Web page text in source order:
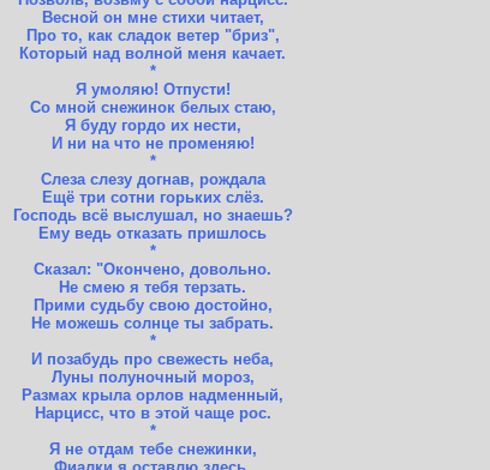
Весной он мне стихи читает,
Про то, как сладок ветер "бриз",
Который над волной меня качает.
*
Я умоляю! Отпусти!
Со мной снежинок белых стаю,
Я буду гордо их нести,
И ни на что не променяю!
*
Слеза слезу догнав, рождала
Ещё три сотни горьких слёз.
Господь всё выслушал, но знаешь?
Ему ведь отказать пришлось
*
Сказал: "Окончено, довольно.
Не смею я тебя терзать.
Прими судьбу свою достойно,
Не можешь солнце ты забрать.
*
И позабудь про свежесть неба,
Луны полуночный мороз,
Размах крыла орлов надменный,
Нарцисс, что в этой чаще рос.
*
Я не отдам тебе снежинки,